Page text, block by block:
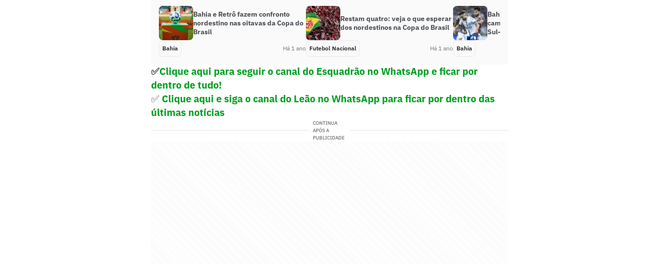
Bahia e Retrô fazem confronto
nordestino nas oitavas da Copa do
Brasil
Bahia Há 1 ano
Restam quatro: veja o que esperar
dos nordestinos na Copa do Brasil
Futebol Nacional Há 1 ano
Bahia tem Fluminense pelo
caminho em possível oitavas da
Sul-Americana
Bahia
✅Clique aqui para seguir o canal do Esquadrão no WhatsApp e ficar por
dentro de tudo!
✅ Clique aqui e siga o canaldo Leão no WhatsApp para ficar por dentro das
últimas notícias
CONTINUA
APÓS A
PUBLICIDADE